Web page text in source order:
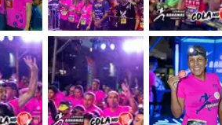
&nbsp; &nbsp;